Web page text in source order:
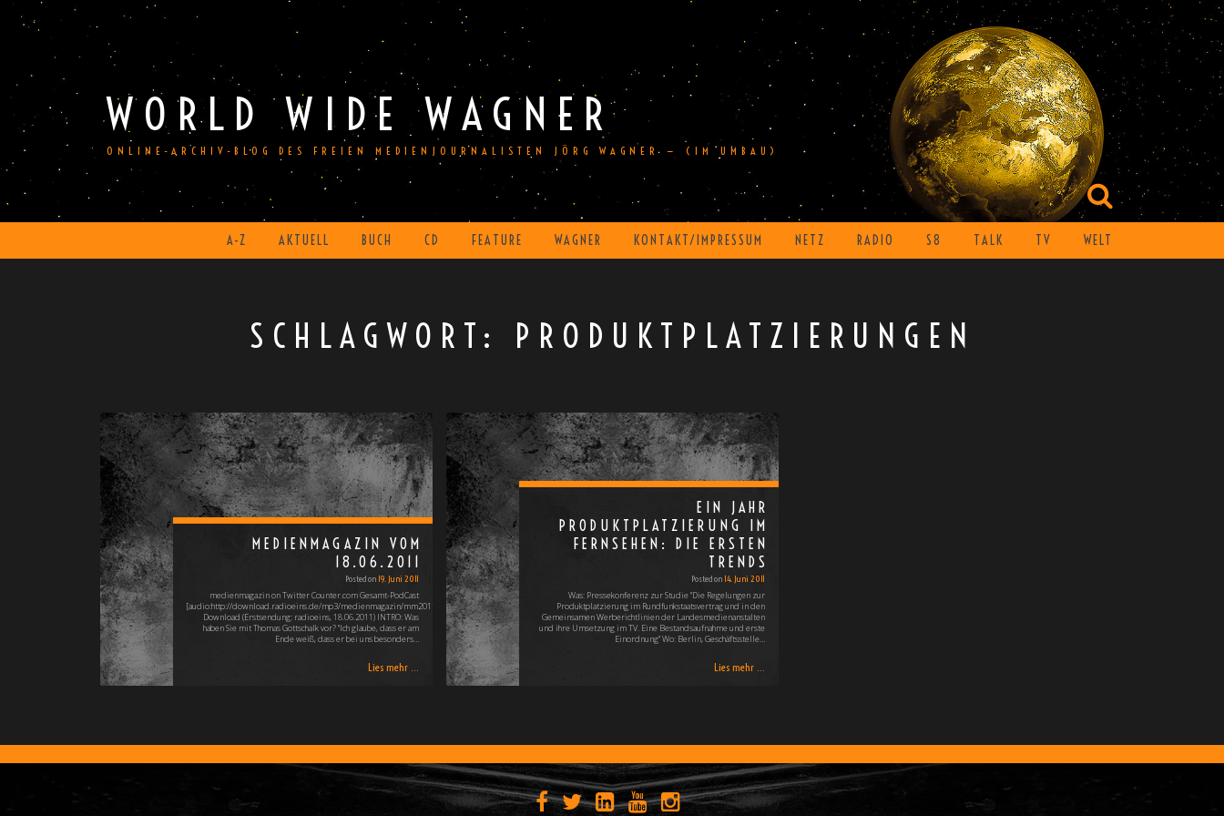
Skip
content
WORLD WIDE WAGNER
ONLINE-ARCHIV-BLOG DES FREIEN MEDIENJOURNALISTEN JÖRG WAGNER — (IM UMBAU)
A-Z AKTUELL BUCH CD FEATURE WAGNER KONTAKT/IMPRESSUM NETZ RADIO S8 TALK TV WELT
SCHLAGWORT: PRODUKTPLATZIERUNGEN
MEDIENMAGAZIN VOM
18.06.2011
Posted on 19. Juni 2011
medienmagazin on Twitter Counter.com Gesamt-PodCast
[audio:http://download.radioeins.de/mp3/medienmagazin/mm20110618.mp3]
Download (Erstsendung: radioeins, 18.06.2011) INTRO: Was
haben Sie mit Thomas Gottschalk vor? "Ich glaube, dass er am
Ende weiß, dass er bei uns besonders…
Lies mehr ...
EIN JAHR
PRODUKTPLATZIERUNG IM
FERNSEHEN: DIE ERSTEN
TRENDS
Posted on 14. Juni 2011
Was: Pressekonferenz zur Studie "Die Regelungen zur
Produktplatzierung im Rundfunkstaatsvertrag und in den
Gemeinsamen Werberichtlinien der Landesmedienanstalten
und ihre Umsetzung im TV. Eine Bestandsaufnahme und erste
Einordnung" Wo: Berlin, Geschäftsstelle…
Lies mehr ...